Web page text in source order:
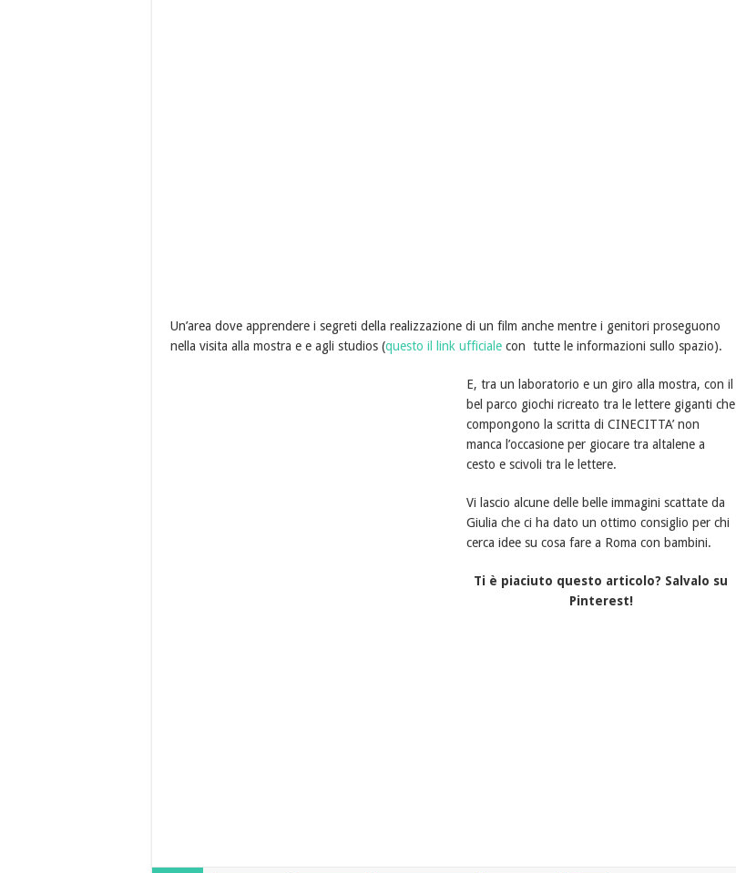
Un’area dove apprendere i segreti della realizzazione di un film anche mentre i genitori proseguono
nella visita alla mostra e e agli studios (questo il link ufficiale con tutte le informazioni sullo spazio).
E, tra un laboratorio e un giro alla mostra, con il
bel parco giochi ricreato tra le lettere giganti che
compongono la scritta di CINECITTA’ non
manca l’occasione per giocare tra altalene a
cesto e scivoli tra le lettere.
Vi lascio alcune delle belle immagini scattate da
Giulia che ci ha dato un ottimo consiglio per chi
cerca idee su cosa fare a Roma con bambini.
Ti è piaciuto questo articolo? Salvalo su
Pinterest!